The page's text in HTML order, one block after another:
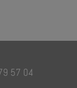
57 04